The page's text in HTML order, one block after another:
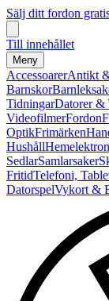
Sälj ditt fordon
Till innehållet
Meny
AccessoarerAntikt
Barnskor
TidningarDatorer &
VideofilmerFordon
OptikFrimärken
Hushåll
SedlarSamlarsaker
FritidTelefoni,
DatorspelVykort &